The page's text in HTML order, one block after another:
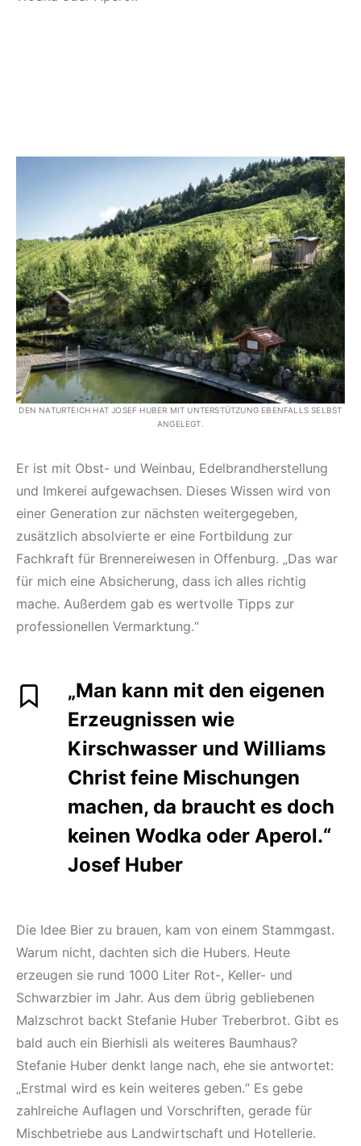
DEN NATURTEICH HAT JOSEF HUBER MIT UNTERSTÜTZUNG EBENFALLS SELBST
ANGELEGT.
Er ist mit Obst- und Weinbau, Edelbrandherstellung
und Imkerei aufgewachsen. Dieses Wissen wird von
einer Generation zur nächsten weitergegeben,
zusätzlich absolvierte er eine Fortbildung zur
Fachkraft für Brennereiwesen in Offenburg. „Das war
für mich eine Absicherung, dass ich alles richtig
mache. Außerdem gab es wertvolle Tipps zur
professionellen Vermarktung.“
„Man kann mit den eigenen
Erzeugnissen wie
Kirschwasser und Williams
Christ feine Mischungen
machen, da braucht es doch
keinen Wodka oder Aperol.“
Josef Huber
Die Idee Bier zu brauen, kam von einem Stammgast.
Warum nicht, dachten sich die Hubers. Heute
erzeugen sie rund 1000 Liter Rot-, Keller- und
Schwarzbier im Jahr. Aus dem übrig gebliebenen
Malzschrot backt Stefanie Huber Treberbrot. Gibt es
bald auch ein Bierhisli als weiteres Baumhaus?
Stefanie Huber denkt lange nach, ehe sie antwortet:
„Erstmal wird es kein weiteres geben.“ Es gebe
zahlreiche Auflagen und Vorschriften, gerade für
Mischbetriebe aus Landwirtschaft und Hotellerie.